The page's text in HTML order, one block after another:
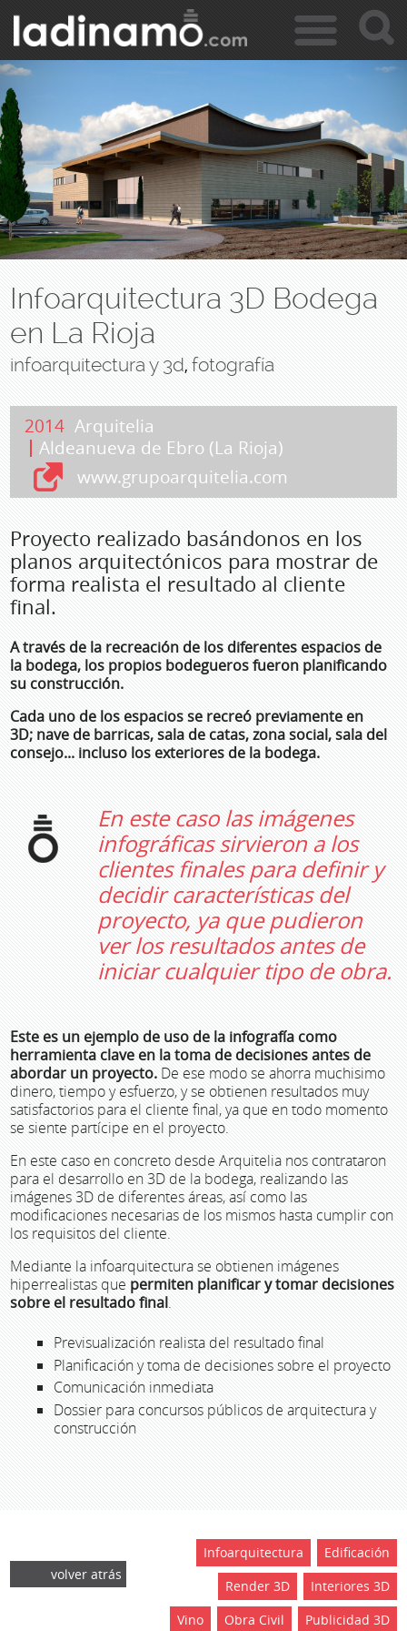
Jump to navigation
c
a
r
Infoarquitectura 3D Bodega
en La Rioja
infoarquitectura y 3d,fotografía
2014 Arquitelia
Aldeanueva de Ebro (La Rioja)
www.grupoarquitelia.com
Proyecto realizado basándonos en los
planos arquitectónicos para mostrar de
forma realista el resultado al cliente
final.
A través de la recreación de los diferentes espacios de
la bodega, los propios bodegueros fueron planificando
su construcción.
Cada uno de los espacios se recreó previamente en
3D; nave de barricas, sala de catas, zona social, sala del
consejo... incluso los exteriores de la bodega.
En este caso las imágenes
infográficas sirvieron a los
clientes finales para definir y
decidir características del
proyecto, ya que pudieron
ver los resultados antes de
iniciar cualquier tipo de obra.
Este es un ejemplo de uso de la infografía como
herramienta clave en la toma de decisiones antes de
abordar un proyecto. De ese modo se ahorra muchisimo
dinero, tiempo y esfuerzo, y se obtienen resultados muy
satisfactorios para el cliente final, ya que en todo momento
se siente partícipe en el proyecto.
En este caso en concreto desde Arquitelia nos contrataron
para el desarrollo en 3D de la bodega, realizando las
imágenes 3D de diferentes áreas, así como las
modificaciones necesarias de los mismos hasta cumplir con
los requisitos del cliente.
Mediante la infoarquitectura se obtienen imágenes
hiperrealistas que permiten planificar y tomar decisiones
sobre el resultado final.
Previsualización realista del resultado final
Planificación y toma de decisiones sobre el proyecto
Comunicación inmediata
Dossier para concursos públicos de arquitectura y
construcción
volver atrás
Edificación
Infoarquitectura
Interiores 3D
Render 3D
Publicidad 3D
Obra Civil
Vino